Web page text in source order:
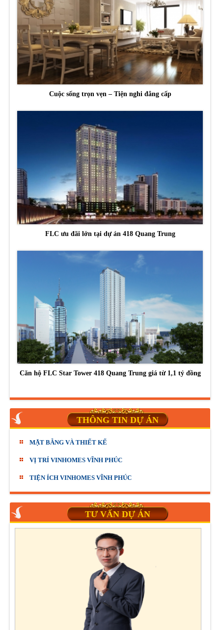
Cuộc sống trọn vẹn – Tiện nghi đẳng cấp
FLC ưu đãi lớn tại dự án 418 Quang Trung
Căn hộ FLC Star Tower 418 Quang Trung giá từ 1,1 tỷ đồng
THÔNG TIN DỰ ÁN
MẶT BẰNG VÀ THIẾT KẾ
VỊ TRÍ VINHOMES VĨNH PHÚC
TIỆN ÍCH VINHOMES VĨNH PHÚC
TƯ VẤN DỰ ÁN